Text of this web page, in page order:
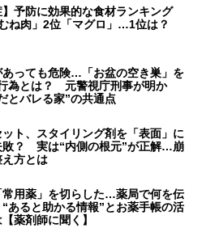
】予防に効果的な食材ランキング
ね肉」2位「マグロ」…1位は？
あっても危険…「お盆の空き巣」を
為とは？ 元警視庁刑事が明か
とバレる家”の共通点
ト、スタイリング剤を「表面」に
敗？ 実は“内側の根元”が正解…崩
方とは
常用薬」を切らした…薬局で何を伝
あると助かる情報”とお薬手帳の活
薬剤師に聞く】